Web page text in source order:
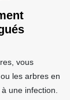
vous
les arbres en
une infection.